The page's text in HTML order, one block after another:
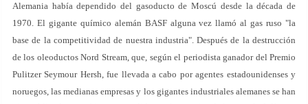
Alemania había dependido del gasoducto de Moscú desde la década de
1970. El gigante químico alemán BASF alguna vez llamó al gas ruso "la
base de la competitividad de nuestra industria". Después de la destrucción
de los oleoductos Nord Stream, que, según el periodista ganador del Premio
Pulitzer Seymour Hersh, fue llevada a cabo por agentes estadounidenses y
noruegos, las medianas empresas y los gigantes industriales alemanes se han